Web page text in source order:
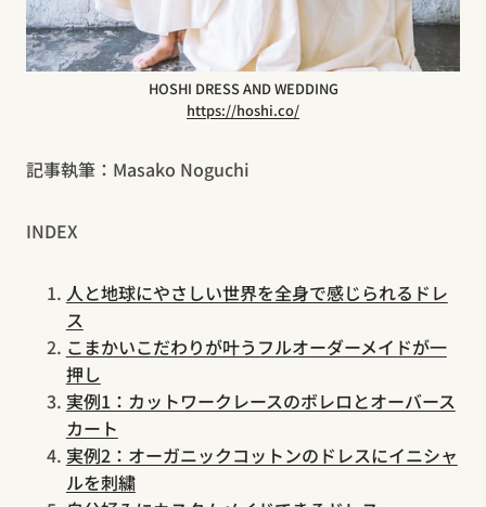
HOSHI DRESS AND WEDDING
https://hoshi.co/
記事執筆：Masako Noguchi
INDEX
人と地球にやさしい世界を全身で感じられるドレ
ス
こまかいこだわりが叶うフルオーダーメイドが一
押し
実例1：カットワークレースのボレロとオーバース
カート
実例2：オーガニックコットンのドレスにイニシャ
ルを刺繍